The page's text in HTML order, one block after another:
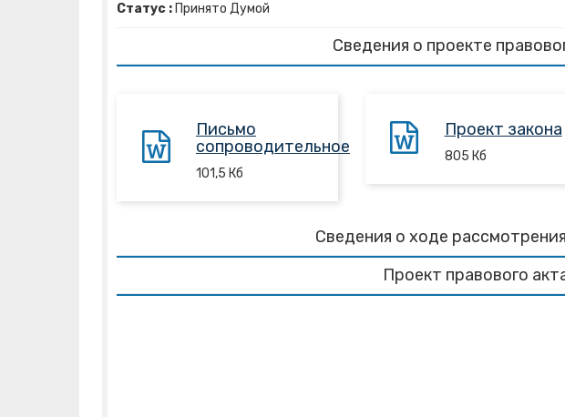
Статус : Принято Думой
Сведения о проекте
Письмо
сопроводительное
101,5 Кб
Проект закона
805 Кб
Сведения о ходе
Проект правового